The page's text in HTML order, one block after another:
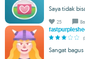
Saya tidak
25
Sangat bagus